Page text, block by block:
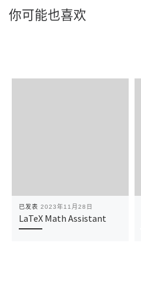
你可能也喜欢
已发表 2023年11月28日
LaTeX Math Assistant